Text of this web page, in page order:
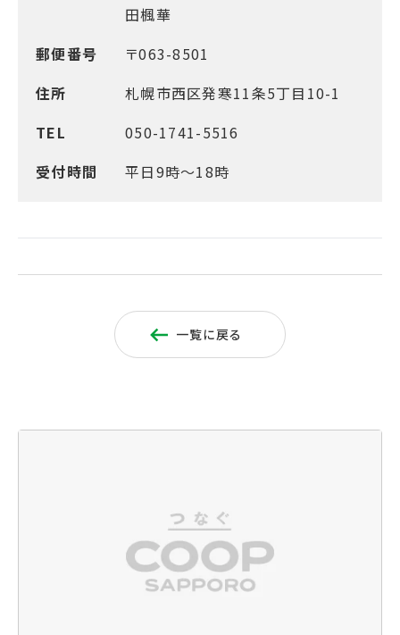
田楓華
郵便番号
〒063-8501
住所
札幌市西区発寒11条5丁目10-1
TEL
050-1741-5516
受付時間
平日9時～18時
一覧に戻る